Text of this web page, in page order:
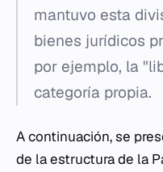
mantuvo esta
bienes jurídicos
por ejemplo, la
categoría propia.
A continuación, se
de la estructura de la